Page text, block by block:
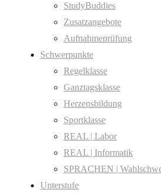
StudyBuddies
Zusatzangebote
Aufnahmeprüfung
Schwerpunkte
Regelklasse
Ganztagsklasse
Herzensbildung
Sportklasse
REAL | Labor
REAL | Informatik
SPRACHEN |
Unterstufe